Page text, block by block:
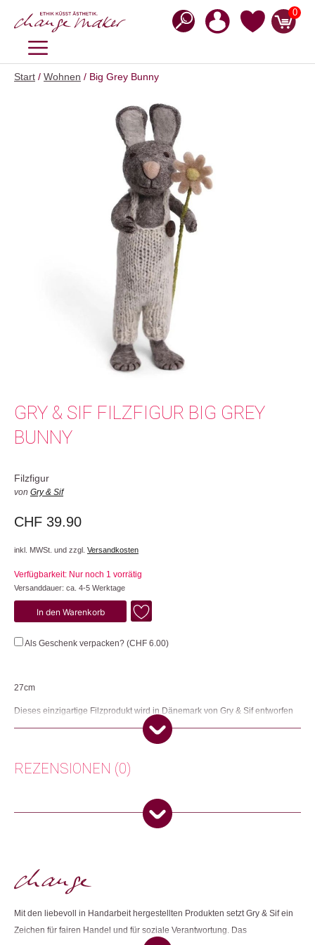
Inhalt
0
MENÜ
Start / Wohnen / Big Grey Bunny
GRY & SIF FILZFIGUR BIG GREY
BUNNY
Filzfigur
von Gry & Sif
CHF 39.90
inkl. MWSt. und zzgl. Versandkosten
Verfügbarkeit: Nur noch 1 vorrätig
Versanddauer: ca. 4-5 Werktage
Grey
Bunny
In den Warenkorb
Als Geschenk verpacken? (CHF 6.00)
27cm
Dieses einzigartige Filzprodukt wird in Dänemark von Gry & Sif entworfen
und zu 100% in Nepal von sehr erfahrenen nepalesischen Frauen
handgefertigt. Gry & Sif ist ein Fair-Trade-zertifiziertes Unternehmen.
Produktion: Nepal
Dieses Produkt weiterempfehlen:
REZENSIONEN (0)
Es gibt noch keine Rezensionen.
Mit den liebevoll in Handarbeit hergestellten Produkten setzt Gry & Sif ein
Zeichen für fairen Handel und für soziale Verantwortung. Das